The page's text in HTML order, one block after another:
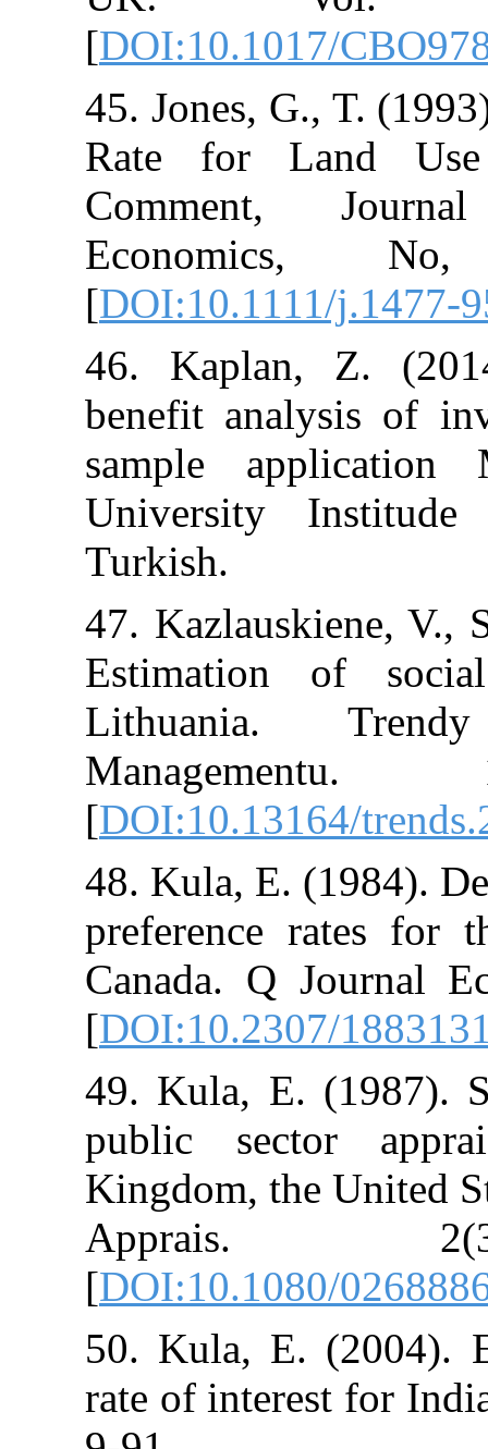
[DOI:10.1017/
45. Jones, G.,
Rate for
Comment,
[DOI:10.1111/
46. Kaplan,
benefit
sample
University
Turkish.
47.
Estimation
Lithuania.
[
48. Kula, E.
preference
Canada. Q
[DOI:10.2307/
49. Kula, E.
public
Kingdom, the
[DOI:10.1080/
50. Kula, E.
rate of